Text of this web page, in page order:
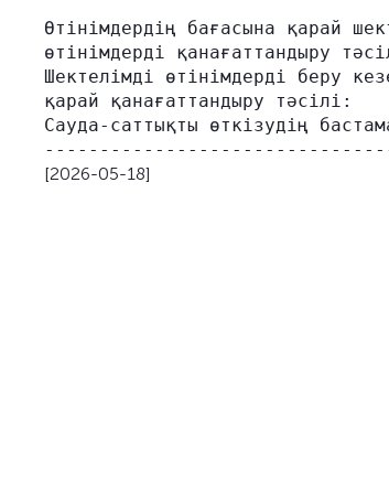
Өтінімдердің бағасына қарай
өтінімдерді қанағаттандыру
Шектелімді өтінімдерді беру
қарай қанағаттандыру тәсілі:
Сауда-саттықты өткізудің
[2026-05-18]